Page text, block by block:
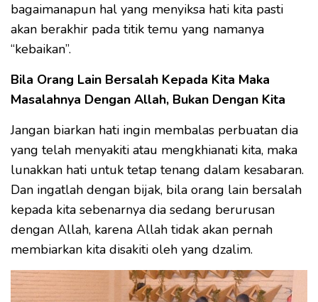
bagaimanapun hal yang menyiksa hati kita pasti
akan berakhir pada titik temu yang namanya
“kebaikan”.
Bila Orang Lain Bersalah Kepada Kita Maka
Masalahnya Dengan Allah, Bukan Dengan Kita
Jangan biarkan hati ingin membalas perbuatan dia
yang telah menyakiti atau mengkhianati kita, maka
lunakkan hati untuk tetap tenang dalam kesabaran.
Dan ingatlah dengan bijak, bila orang lain bersalah
kepada kita sebenarnya dia sedang berurusan
dengan Allah, karena Allah tidak akan pernah
membiarkan kita disakiti oleh yang dzalim.